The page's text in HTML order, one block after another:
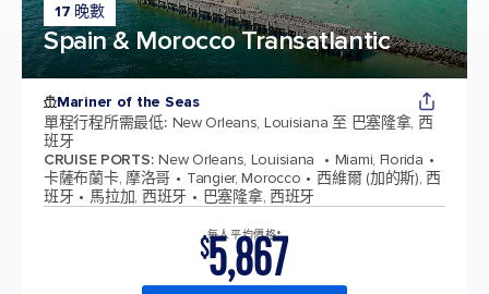
17 晚數
Spain & Morocco Transatlantic
Mariner of the Seas
單程行程所需最低: New Orleans, Louisiana 至 巴塞隆拿, 西
班牙
CRUISE PORTS: New Orleans, Louisiana
Miami, Florida
卡薩布蘭卡, 摩洛哥
Tangier, Morocco
西維爾 (加的斯), 西
班牙
馬拉加, 西班牙 巴塞隆拿, 西班牙
每人平均價格*
$5,867